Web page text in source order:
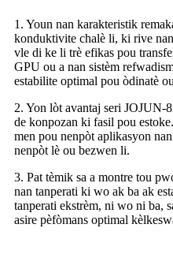
1. Youn nan karakteristik
konduktivite chalè li, ki rive
vle di ke li trè efikas pou
GPU ou a nan sistèm
estabilite optimal pou òdinatè
2. Yon lòt avantaj seri JOJUN-
de konpozan ki fasil pou
men pou nenpòt aplikasyon
nenpòt lè ou bezwen li.
3. Pat tèmik sa a montre tou
nan tanperati ki wo ak ba ak
tanperati ekstrèm, ni wo ni ba,
asire pèfòmans optimal